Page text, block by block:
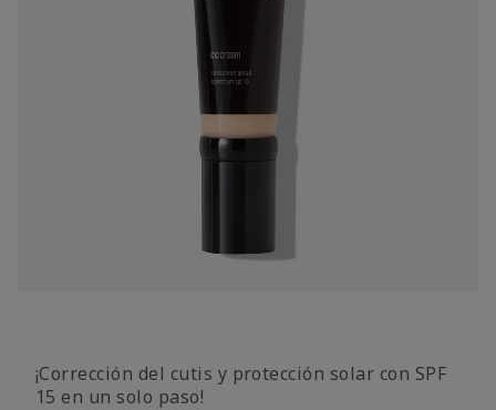
¡Corrección del cutis y protección solar con SPF
15 en un solo paso!